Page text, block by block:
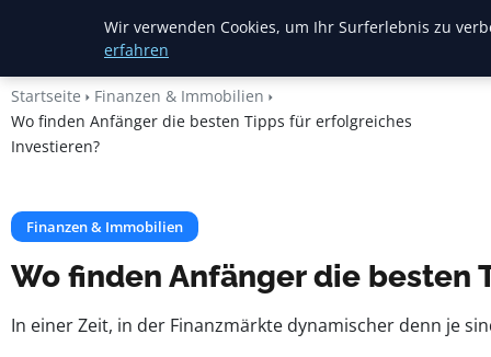
Heide Rundum
Startseite
Finanzen & Immobilien
Wo finden Anfänger die besten Tipps für erfolgreiches
Investieren?
Finanzen & Immobilien
Wo finden Anfänger die besten
In einer Zeit, in der Finanzmärkte dynamischer denn je
Wir verwenden Cookies, um Ihr Surferlebnis zu
erfahren